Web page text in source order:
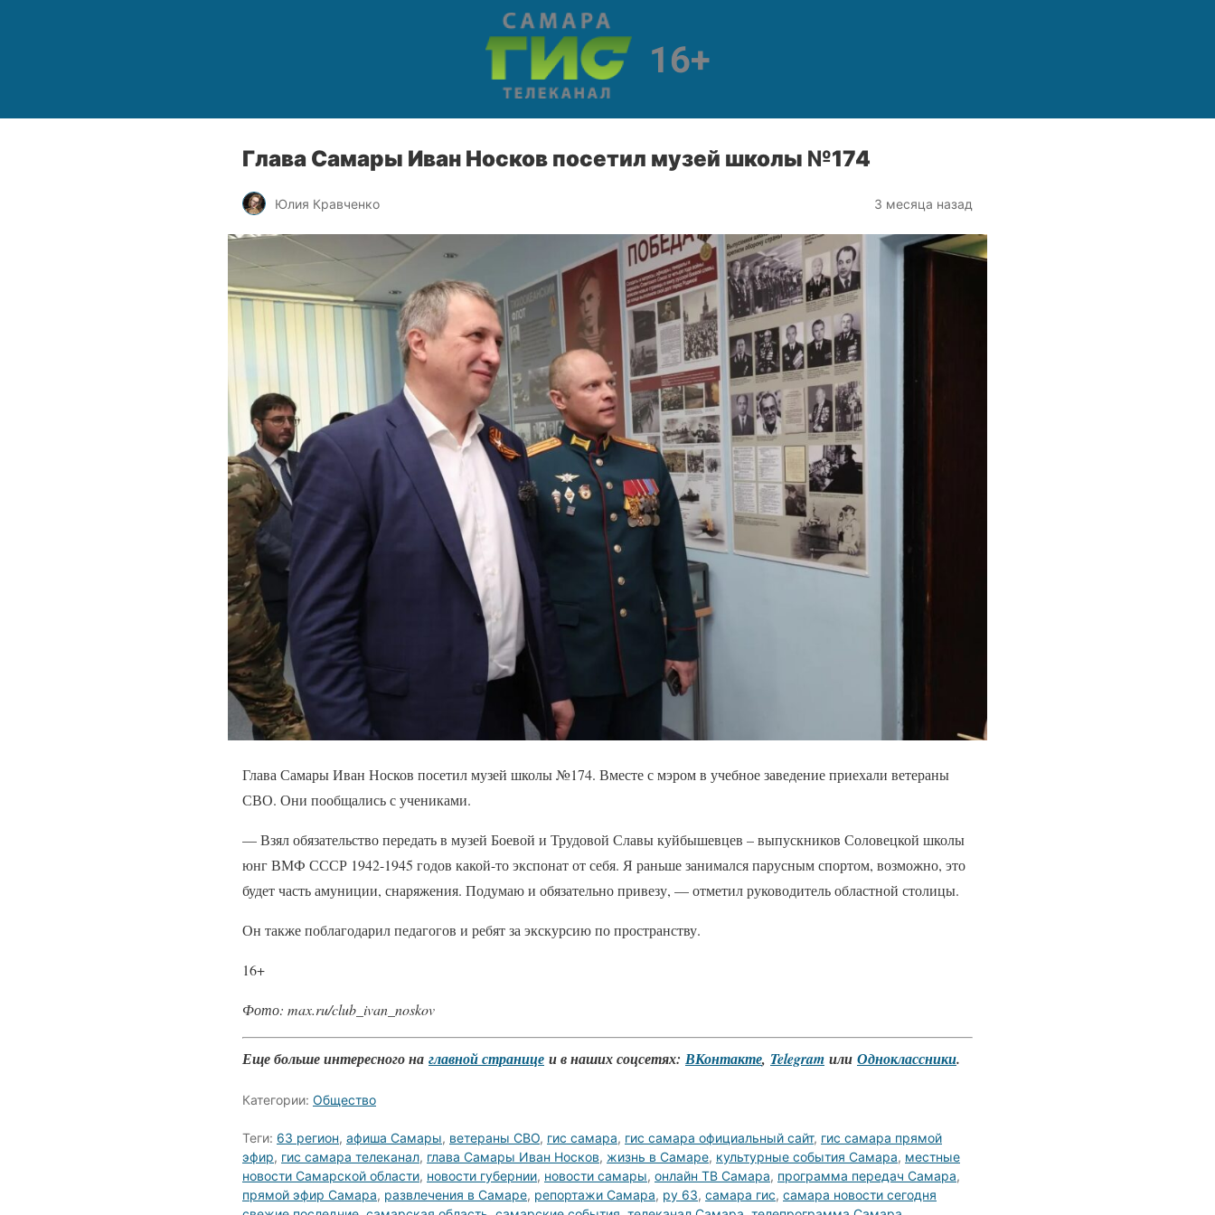
Глава Самары Иван Носков посетил музей школы №174
Юлия Кравченко 3 месяца назад
Глава Самары Иван Носков посетил музей школы №174. Вместе с мэром в учебное заведение приехали ветераны
СВО. Они пообщались с учениками.
— Взял обязательство передать в музей Боевой и Трудовой Славы куйбышевцев – выпускников Соловецкой школы
юнг ВМФ СССР 1942-1945 годов какой-то экспонат от себя. Я раньше занимался парусным спортом, возможно, это
будет часть амуниции, снаряжения. Подумаю и обязательно привезу, — отметил руководитель областной столицы.
Он также поблагодарил педагогов и ребят за экскурсию по пространству.
16+
Фото: max.ru/club_ivan_noskov
Еще больше интересного на главной странице и в наших соцсетях: ВКонтакте, Telegram или Одноклассники.
Категории: Общество
Теги: 63 регион, афиша Самары, ветераны СВО, гис самара, гис самара официальный сайт, гис самара прямой
эфир, гис самара телеканал, глава Самары Иван Носков, жизнь в Самаре, культурные события Самара, местные
новости Самарской области, новости губернии, новости самары, онлайн ТВ Самара, программа передач Самара,
прямой эфир Самара, развлечения в Самаре, репортажи Самара, ру 63, самара гис, самара новости сегодня